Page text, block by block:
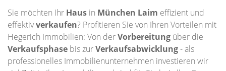
Sie möchten Ihr Haus in München Laim effizient und
effektivverkaufen? Profitieren Sie von Ihren Vorteilen mit
Hegerich Immobilien: Von derVorbereitung über die
Verkaufsphase bis zurVerkaufsabwicklung- als
professionelles Immobilienunternehmen investieren wir